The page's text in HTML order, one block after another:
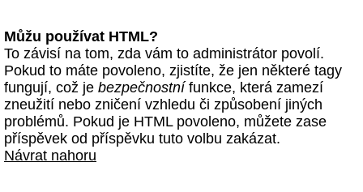
Můžu používat HTML?
To závisí na tom, zda vám to administrátor povolí.
Pokud to máte povoleno, zjistíte, že jen některé tagy
fungují, což je bezpečnostnífunkce, která zamezí
zneužití nebo zničení vzhledu či způsobení jiných
problémů. Pokud je HTML povoleno, můžete zase
příspěvek od příspěvku tuto volbu zakázat.
Návrat nahoru